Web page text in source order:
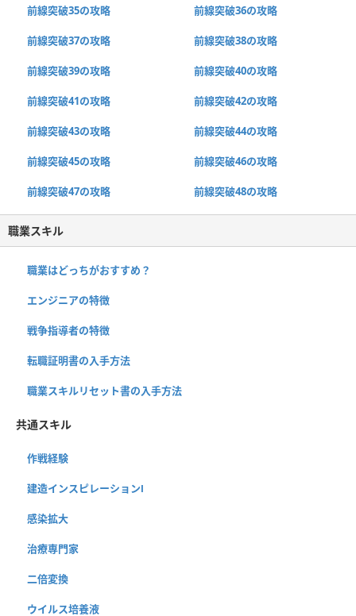
前線突破35の攻略 前線突破36の攻略
前線突破37の攻略 前線突破38の攻略
前線突破39の攻略 前線突破40の攻略
前線突破41の攻略 前線突破42の攻略
前線突破43の攻略 前線突破44の攻略
前線突破45の攻略 前線突破46の攻略
前線突破47の攻略 前線突破48の攻略
職業スキル
職業はどっちがおすすめ？
エンジニアの特徴
戦争指導者の特徴
転職証明書の入手方法
職業スキルリセット書の入手方法
共通スキル
作戦経験
建造インスピレーションⅠ
感染拡大
治療専門家
二倍変換
ウイルス培養液